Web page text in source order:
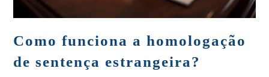
Como funciona a homologação
de sentença estrangeira?